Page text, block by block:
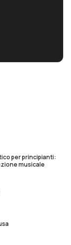
per principianti:
musicale